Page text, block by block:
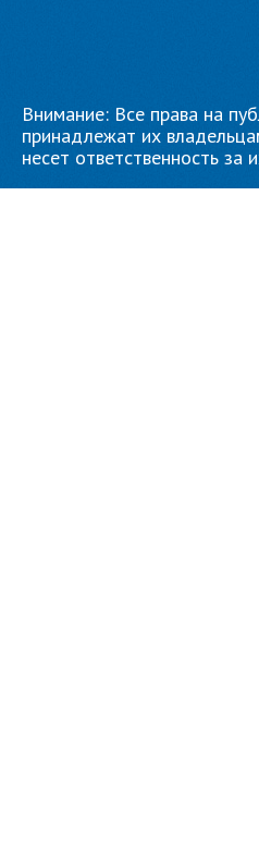
Внимание: Все права на
принадлежат их
несет ответственность за